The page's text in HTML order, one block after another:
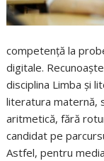
competenţă la
digitale.
disciplina Limba şi
literatura maternă,
aritmetică, fără
candidat pe
Astfel, pentru